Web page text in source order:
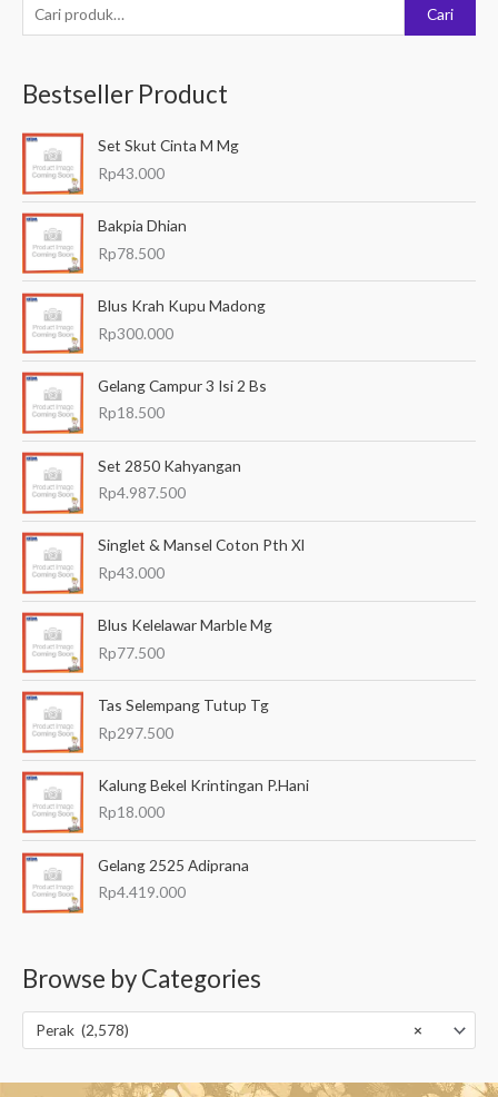
e
c
a
u
n
u
Cari
Bestseller Product
Set Skut Cinta M Mg
Rp43.000
Bakpia Dhian
Rp78.500
Blus Krah Kupu Madong
Rp300.000
Gelang Campur 3 Isi 2 Bs
Rp18.500
Set 2850 Kahyangan
Rp4.987.500
Singlet & Mansel Coton Pth Xl
Rp43.000
Blus Kelelawar Marble Mg
Rp77.500
Tas Selempang Tutup Tg
Rp297.500
Kalung Bekel Krintingan P.Hani
Rp18.000
Gelang 2525 Adiprana
Rp4.419.000
Browse by Categories
×
Perak (2,578)